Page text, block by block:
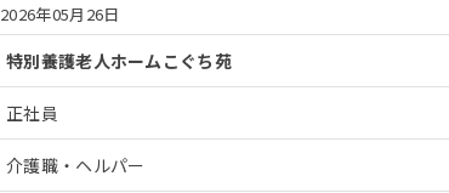
2026年05月26日
特別養護老人ホームこぐち苑
正社員
介護職・ヘルパー